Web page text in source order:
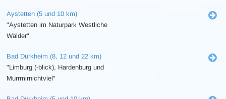
Aystetten (5 und 10 km)
"Aystetten im Naturpark Westliche
Wälder"
Bad Dürkheim (8, 12 und 22 km)
"Limburg (-blick), Hardenburg und
Murrmirnichtviel"